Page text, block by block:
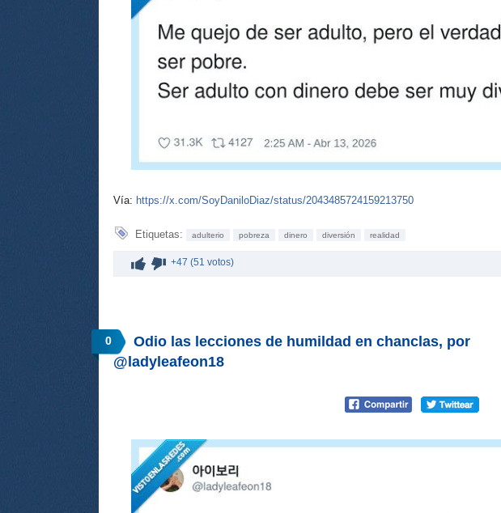
Vía: https://x.com/SoyDaniloDiaz/status/2043485724159213750
Etiquetas: adulterio pobreza dinero diversión realidad
+47 (51 votos)
0
Odio las lecciones de humildad en chanclas, por
@ladyleafeon18